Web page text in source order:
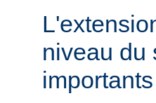
niveau du